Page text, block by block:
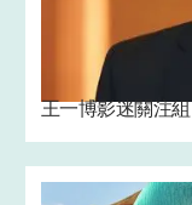
王一博影迷關注組